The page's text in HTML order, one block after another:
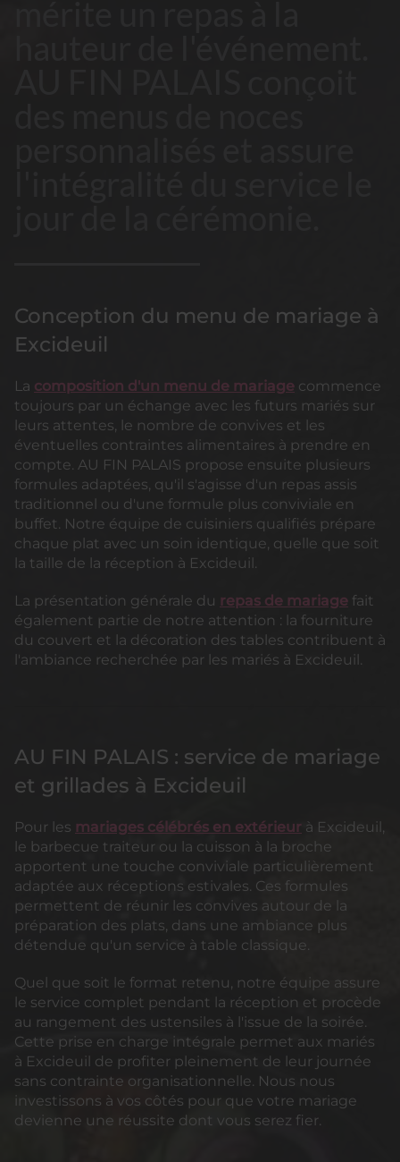
Conception du menu de mariage à
Excideuil
La composition d'un menu de mariage commence
toujours par un échange avec les futurs mariés sur
leurs attentes, le nombre de convives et les
éventuelles contraintes alimentaires à prendre en
compte. AU FIN PALAIS propose ensuite plusieurs
formules adaptées, qu'il s'agisse d'un repas assis
traditionnel ou d'une formule plus conviviale en
buffet. Notre équipe de cuisiniers qualifiés prépare
chaque plat avec un soin identique, quelle que soit
la taille de la réception à Excideuil.
La présentation générale du repas de mariage fait
également partie de notre attention : la fourniture
du couvert et la décoration des tables contribuent à
l'ambiance recherchée par les mariés à Excideuil.
AU FIN PALAIS : service de mariage
et grillades à Excideuil
Pour les mariages célébrés en extérieur à Excideuil,
le barbecue traiteur ou la cuisson à la broche
apportent une touche conviviale particulièrement
adaptée aux réceptions estivales. Ces formules
permettent de réunir les convives autour de la
préparation des plats, dans une ambiance plus
détendue qu'un service à table classique.
Quel que soit le format retenu, notre équipe assure
le service complet pendant la réception et procède
au rangement des ustensiles à l'issue de la soirée.
Cette prise en charge intégrale permet aux mariés
à Excideuil de profiter pleinement de leur journée
sans contrainte organisationnelle. Nous nous
investissons à vos côtés pour que votre mariage
devienne une réussite dont vous serez fier.